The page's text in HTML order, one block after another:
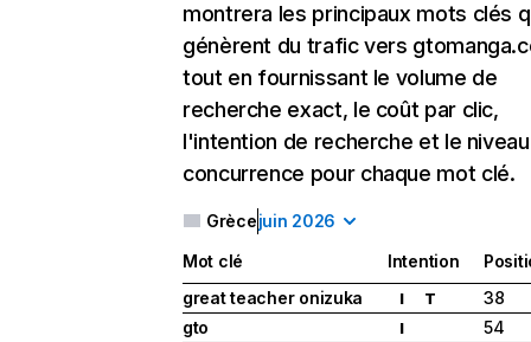
montrera les principaux mots clés
génèrent du trafic vers
tout en fournissant le volume de
recherche exact, le coût par clic,
l'intention de recherche et le
concurrence pour chaque mot clé.
Grècejuin 2026
Mot clé Intention
great teacher onizuka
I T
38
gto
I
54